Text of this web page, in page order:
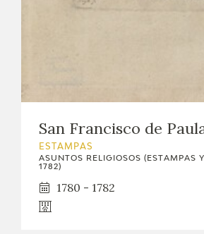
San Francisco de
ESTAMPAS
ASUNTOS RELIGIOSOS (ESTAMPAS
1782)
1780 - 1782